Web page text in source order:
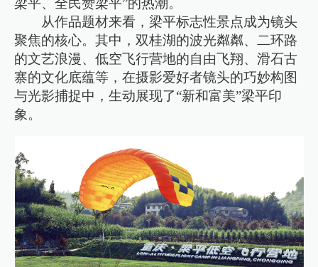
梁平、全民赞梁平”的热潮。
从作品题材来看，梁平标志性景点成为镜头
聚焦的核心。其中，双桂湖的波光粼粼、二环路
的文艺浪漫、低空飞行营地的自由飞翔、滑石古
寨的文化底蕴等，在摄影爱好者镜头的巧妙构图
与光影捕捉中，生动展现了“新和富美”梁平印
象。